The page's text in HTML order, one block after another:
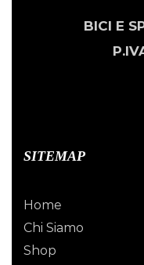
BICI E
SITEMAP
Home
Chi Siamo
Shop